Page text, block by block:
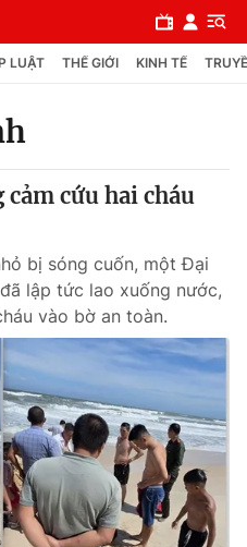
LUẬT THẾ GIỚI KINH TẾ
cảm cứu hai cháu
bị sóng cuốn, một Đại
lập tức lao xuống nước,
vào bờ an toàn.